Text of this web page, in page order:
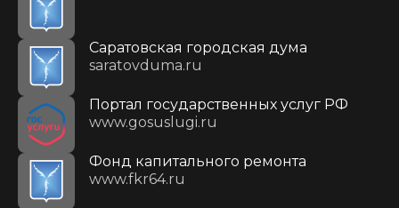
Саратовская городская дума
saratovduma.ru
Портал государственных услуг РФ
www.gosuslugi.ru
Фонд капитального ремонта
www.fkr64.ru